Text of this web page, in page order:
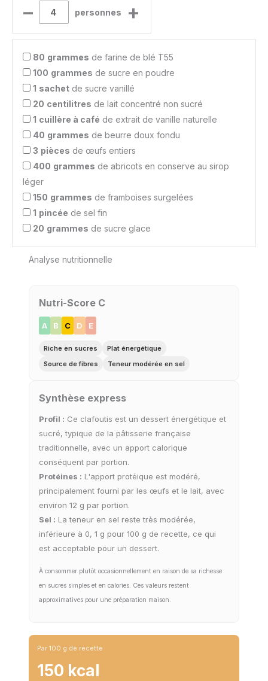
– personnes +
80 grammes de farine de blé T55
100 grammes de sucre en poudre
1 sachet de sucre vanillé
20 centilitres de lait concentré non sucré
1 cuillère à café de extrait de vanille naturelle
40 grammes de beurre doux fondu
3 pièces de œufs entiers
400 grammes de abricots en conserve au sirop
léger
150 grammes de framboises surgelées
1 pincée de sel fin
20 grammes de sucre glace
Analyse nutritionnelle
Nutri-Score C
A B C D E
Riche en sucres
Plat énergétique
Source de fibres
Teneur modérée en sel
Synthèse express
Profil : Ce clafoutis est un dessert énergétique et
sucré, typique de la pâtisserie française
traditionnelle, avec un apport calorique
conséquent par portion.
Protéines : L'apport protéique est modéré,
principalement fourni par les œufs et le lait, avec
environ 12 g par portion.
Sel : La teneur en sel reste très modérée,
inférieure à 0, 1 g pour 100 g de recette, ce qui
est acceptable pour un dessert.
À consommer plutôt occasionnellement en raison de sa richesse
en sucres simples et en calories. Ces valeurs restent
approximatives pour une préparation maison.
Par 100 g de recette
150 kcal